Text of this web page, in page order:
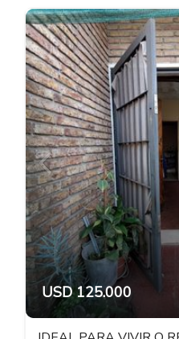
USD 125.000